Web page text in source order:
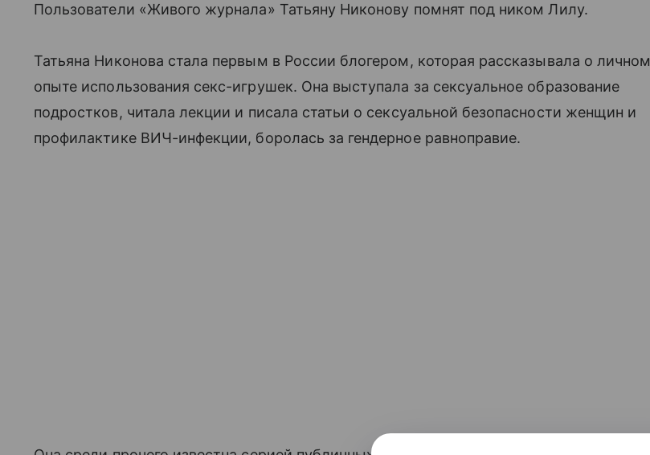
Пользователи «Живого журнала» Татьяну Никонову помнят под ником Лилу.
Татьяна Никонова стала первым в России блогером, которая рассказывала о личном
опыте использования секс-игрушек. Она выступала за сексуальное образование
подростков, читала лекции и писала статьи о сексуальной безопасности женщин и
профилактике ВИЧ-инфекции, боролась за гендерное равноправие.